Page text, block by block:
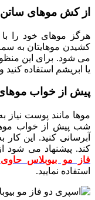
از کش موهای ساتن
هرگز موهای خود را با
کشیدن موهایتان به
می شود. برای این
یا ابریشم استفاده کنید
پیش از خواب موهای
موها مانند پوست نیاز
شب پیش از خواب
آبرسانی کنید. این
کند. پیشنهاد می شود
فاز مو بیوبلاس
استفاده نمایید.